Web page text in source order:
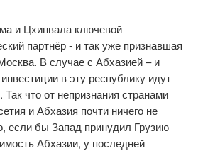
и Цхинвала ключевой
партнёр - и так уже признавшая
В случае с Абхазией – и
в эту республику идут
что от непризнания странами
и Абхазия почти ничего не
если бы Запад принудил Грузию
Абхазии, у последней